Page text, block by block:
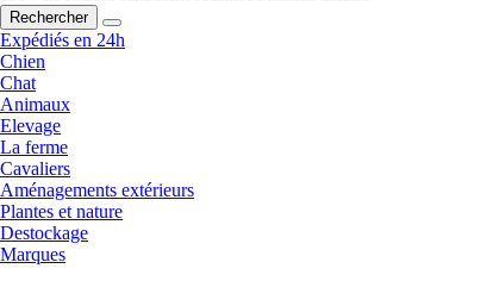
Rechercher
Expédiés en 24h
Chien
Chat
Animaux
Elevage
La ferme
Cavaliers
Aménagements extérieurs
Plantes et nature
Destockage
Marques